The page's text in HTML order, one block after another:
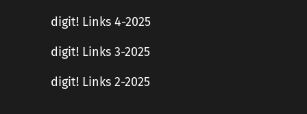
digit! Links 4-2025
digit! Links 3-2025
digit! Links 2-2025